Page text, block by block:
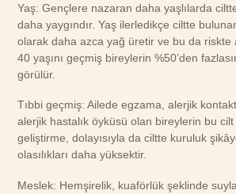
Yaş: Gençlere nazaran daha yaşlılarda
daha yaygındır. Yaş ilerledikçe ciltte
olarak daha azca yağ üretir ve bu da riskte
40 yaşını geçmiş bireylerin %50’den
görülür.
Tıbbi geçmiş: Ailede egzama, alerjik
alerjik hastalık öyküsü olan bireylerin bu cilt
geliştirme, dolayısıyla da ciltte kuruluk
olasılıkları daha yüksektir.
Meslek: Hemşirelik, kuaförlük şeklinde